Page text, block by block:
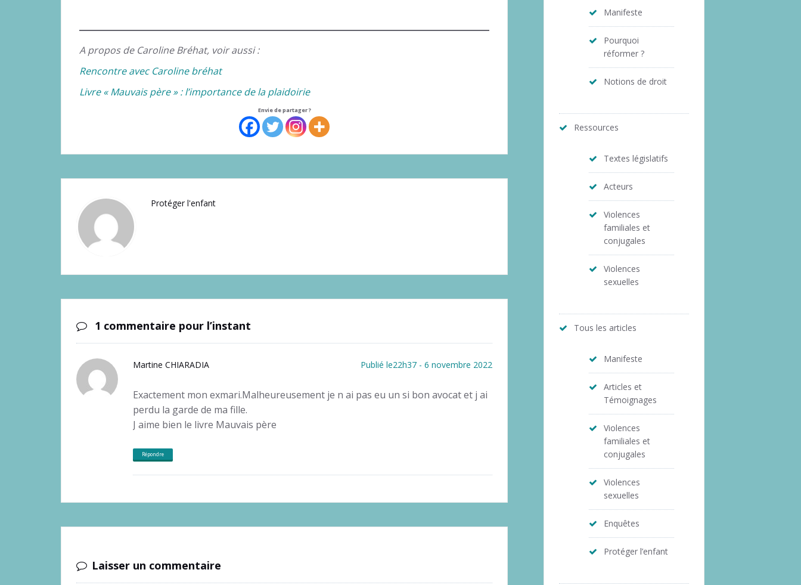
A propos de Caroline Bréhat, voir aussi :
Rencontre avec Caroline bréhat
Livre « Mauvais père » : l’importance de la plaidoirie
Envie de partager ?
Protéger l'enfant
1 commentaire pour l’instant
Martine CHIARADIA Publié le22h37 - 6 novembre 2022
Exactement mon exmari.Malheureusement je n ai pas eu un si bon avocat et j ai
perdu la garde de ma fille.
J aime bien le livre Mauvais père
Répondre
Laisser un commentaire
Manifeste
Pourquoi
réformer ?
Notions de droit
Ressources
Textes législatifs
Acteurs
Violences
familiales et
conjugales
Violences
sexuelles
Tous les articles
Manifeste
Articles et
Témoignages
Violences
familiales et
conjugales
Violences
sexuelles
Enquêtes
Protéger l’enfant